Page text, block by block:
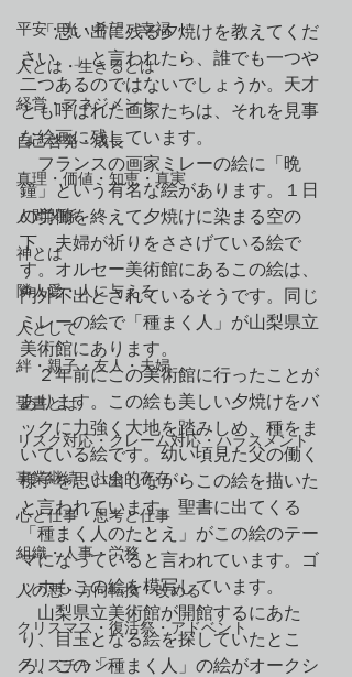
平安・光・希望・幸福
人とは・生きるとは
経営・マネジメント
自己啓発・成長
真理・価値・知恵・真実
人間関係
神とは
隣人愛・人に与える
人として
絆・親子・友人・夫婦
聖書とは
リスク対応・クレーム対応・ハラスメント
事業継続・社会的存在
心と仕事・思考と仕事
組織・人事・労務
人の悪・方向転換・改める
クリスマス・復活祭・アドベント
クリスチャン
「思い出に残る夕焼けを教えてくだ
さい。」と言われたら、誰でも一つや
二つあるのではないでしょうか。天才
とも呼ばれた画家たちは、それを見事
な絵画に残しています。
フランスの画家ミレーの絵に「晩
鐘」という有名な絵があります。１日
の労働を終えて夕焼けに染まる空の
下、夫婦が祈りをささげている絵で
す。オルセー美術館にあるこの絵は、
門外不出とされているそうです。同じ
ミレーの絵で「種まく人」が山梨県立
美術館にあります。
２年前にこの美術館に行ったことが
あります。この絵も美しい夕焼けをバ
ックに力強く大地を踏みしめ、種をま
いている絵です。幼い頃見た父の働く
様子を思い出しながらこの絵を描いた
と言われています。聖書に出てくる
「種まく人のたとえ」がこの絵のテー
マになっていると言われています。ゴ
ッホもこの絵を模写しています。
山梨県立美術館が開館するにあた
り、目玉となる絵を探していたとこ
ろ、この「種まく人」の絵がオークシ